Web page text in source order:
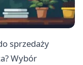
sprzedaży
Wybór